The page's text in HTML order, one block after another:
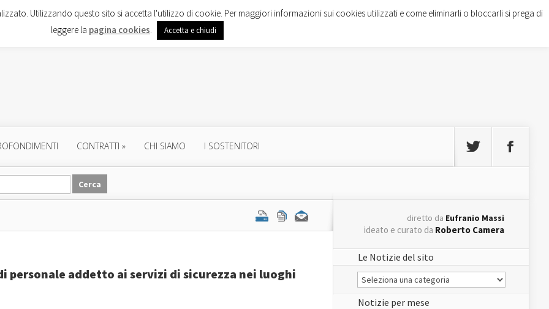
CONTRATTI » CHI SIAMO I SOSTENITORI
addetto ai servizi di sicurezza nei luoghi
diretto da Eufranio Massi
ideato e curato da Roberto Camera
Le Notizie del sito
Le
Notizie
del
sito
Notizie per mese
Utilizzando questo sito si accetta l'utilizzo di cookie. Per maggiori informazioni sui cookies utilizzati e come eliminarli o bloccarli si prega di
leggere la pagina cookies. Accetta e chiudi